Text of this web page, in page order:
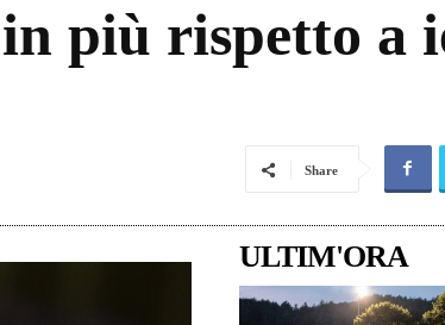
più rispetto a
Share
ULTIM'ORA